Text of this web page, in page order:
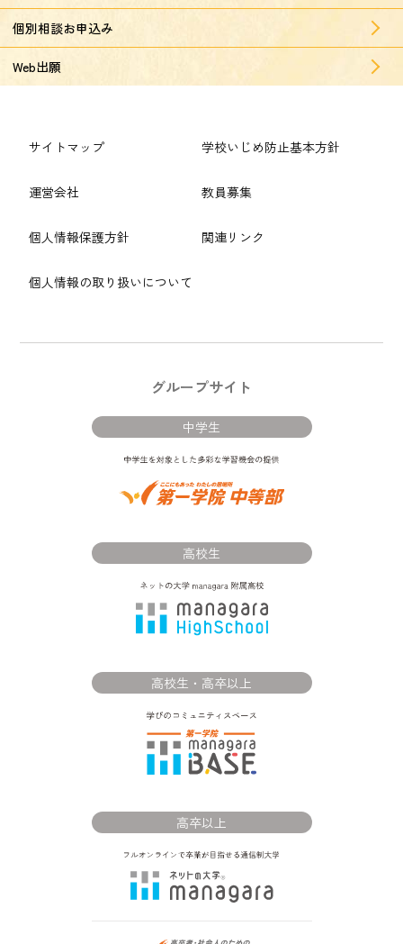
個別相談お申込み
Web出願
サイトマップ
運営会社
個人情報保護方針
個人情報の取り扱いについて
学校いじめ防止基本方針
教員募集
関連リンク
グループサイト
中学生
高校生
高校生・高卒以上
高卒以上